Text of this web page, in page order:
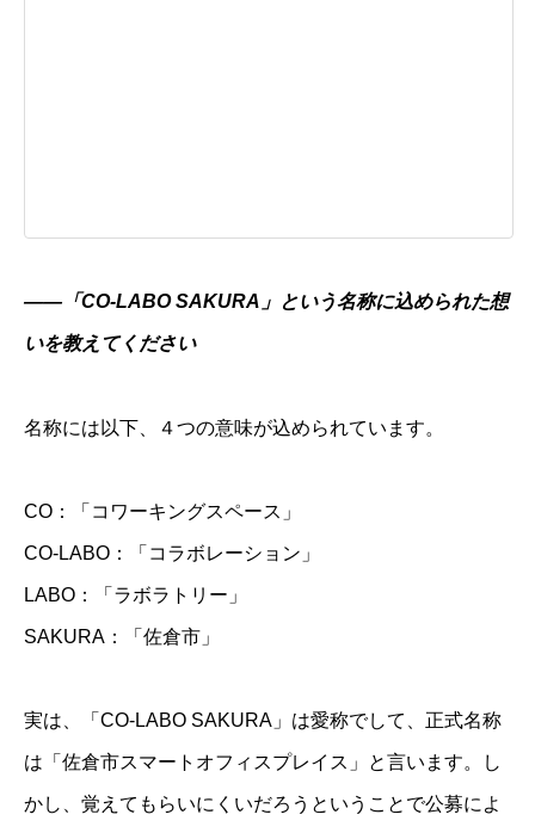
―― 「CO-LABO SAKURA 」という名称に込められた想
いを教えてください
名称には以下、４つの意味が込められています。
CO：「コワーキングスペース」
CO-LABO：「コラボレーション」
LABO：「ラボラトリー」
SAKURA：「佐倉市」
実は、「CO-LABO SAKURA」は愛称でして、正式名称
は「佐倉市スマートオフィスプレイス」と言います。し
かし、覚えてもらいにくいだろうということで公募によ